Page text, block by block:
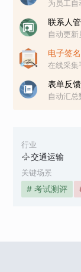
行业
交通运输
关键场景
# 考试测评
为员工自
联系人
自动更
电子签名
在线采集
表单反
自动汇